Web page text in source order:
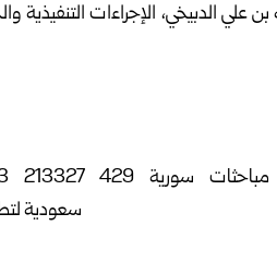
علي الدبيخي، الإجراءات التنفيذية